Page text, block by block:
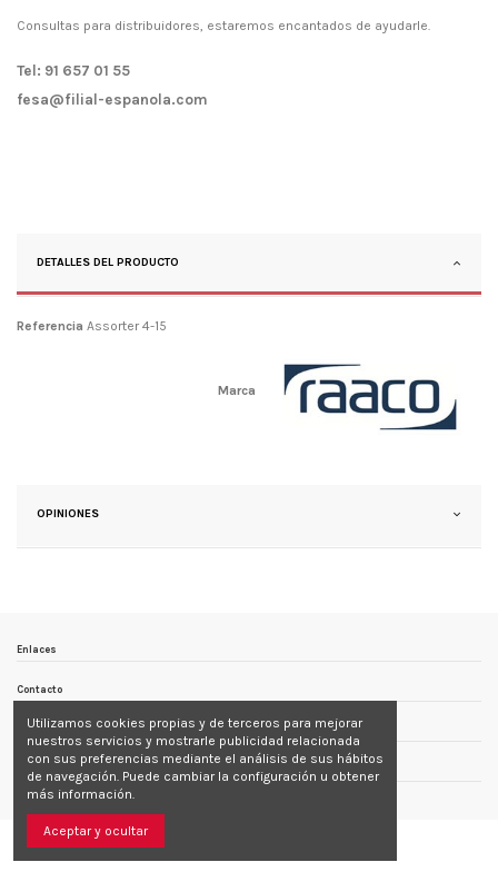
Consultas para distribuidores, estaremos encantados de ayudarle.
Tel: 91 657 01 55
fesa@filial-espanola.com
DETALLES DEL PRODUCTO
Marca
Referencia Assorter 4-15
OPINIONES
Enlaces
Contacto
Follow us
Newsletter
Utilizamos cookies propias y de terceros para mejorar
nuestros servicios y mostrarle publicidad relacionada
con sus preferencias mediante el análisis de sus hábitos
de navegación. Puede cambiar la configuración u obtener
más información.
Aceptar y ocultar